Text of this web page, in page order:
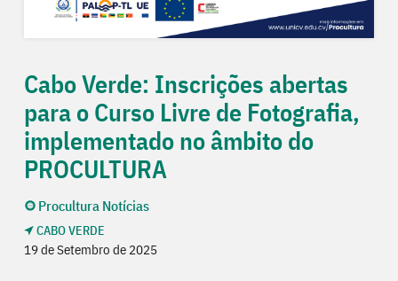
Cabo Verde: Inscrições abertas
para o Curso Livre de Fotografia,
implementado no âmbito do
PROCULTURA
Procultura Notícias
CABO VERDE
19 de Setembro de 2025